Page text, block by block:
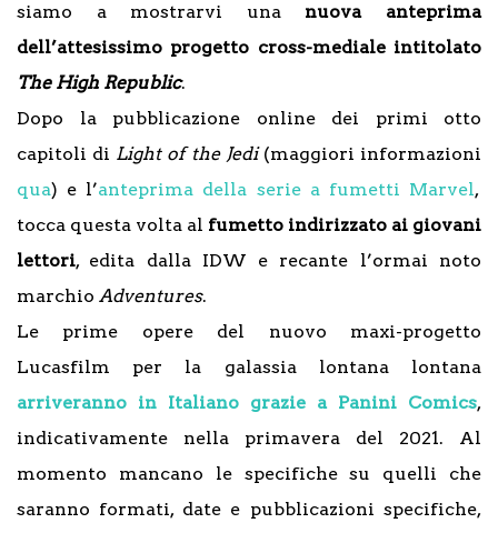
siamo a mostrarvi una nuova anteprima
dell’attesissimo progetto cross-mediale intitolato
The High Republic.
Dopo la pubblicazione online dei primi otto
capitoli di Light of the Jedi(maggiori informazioni
qua) e l’anteprima della serie a fumetti Marvel,
tocca questa volta al fumetto indirizzato ai giovani
lettori, edita dalla IDW e recante l’ormai noto
marchio Adventures.
Le prime opere del nuovo maxi-progetto
Lucasfilm per la galassia lontana lontana
arriveranno in Italiano grazie a Panini Comics,
indicativamente nella primavera del 2021. Al
momento mancano le specifiche su quelli che
saranno formati, date e pubblicazioni specifiche,